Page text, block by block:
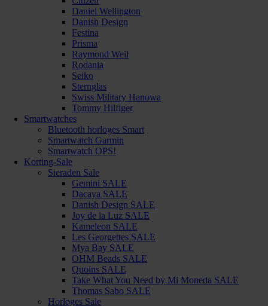
Daniel Wellington
Danish Design
Festina
Prisma
Raymond Weil
Rodania
Seiko
Sternglas
Swiss Military Hanowa
Tommy Hilfiger
Smartwatches
Bluetooth horloges Smart
Smartwatch Garmin
Smartwatch OPS!
Korting-Sale
Sieraden Sale
Gemini SALE
Dacaya SALE
Danish Design SALE
Joy de la Luz SALE
Kameleon SALE
Les Georgettes SALE
Mya Bay SALE
OHM Beads SALE
Quoins SALE
Take What You Need by Mi Moneda SALE
Thomas Sabo SALE
Horloges Sale